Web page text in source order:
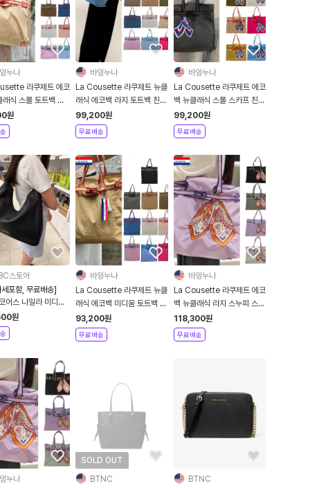
누나
라쿠제트 에코
래식 스몰 토트백 친
론 가벼운 숄더백
원
바잉누나
La Cousette 라쿠제트 뉴클
래식 에코백 라지 토트백 친환
경 나일론 쇼퍼백
99,200원
무료배송
바잉누나
La Cousette 라쿠제트 에코
백 뉴클래식 스몰 스카프 친환
경 나일론 토트백 가방
99,200원
무료배송
스토어
포함, 무료배송]
어스 나일라 미디엄
백원
바잉누나
La Cousette 라쿠제트 뉴클
래식 에코백 미디움 토트백 친
환경 나일론 숄더백
93,200원
무료배송
바잉누나
La Cousette 라쿠제트 에코
백 뉴클래식 라지 스누피 스카
프 친환경 나일론 토트백 가방
118,300원
무료배송
누나
SOLD OUT
BTNC
BTNC